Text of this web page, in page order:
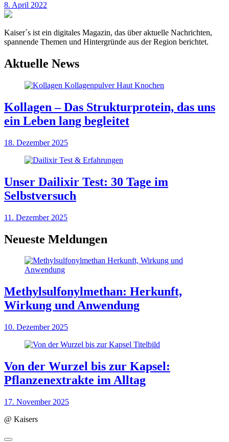
8. April 2022
Kaiser´s ist ein digitales Magazin, das über aktuelle Nachrichten,
spannende Themen und Hintergründe aus der Region berichtet.
Aktuelle News
Kollagen – Das Strukturprotein, das uns
ein Leben lang begleitet
18. Dezember 2025
Unser Dailixir Test: 30 Tage im
Selbstversuch
11. Dezember 2025
Neueste Meldungen
Methylsulfonylmethan: Herkunft,
Wirkung und Anwendung
10. Dezember 2025
Von der Wurzel bis zur Kapsel:
Pflanzenextrakte im Alltag
17. November 2025
@ Kaisers